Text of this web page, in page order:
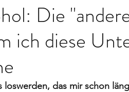
Die
ich diese
loswerden, das mir schon